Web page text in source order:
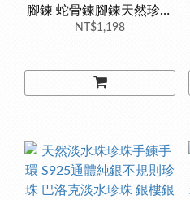
腳鍊 蛇骨鍊腳鍊天然珍珠
手鍊 珍珠腳鍊 銀樓銀飾
NT$1,198